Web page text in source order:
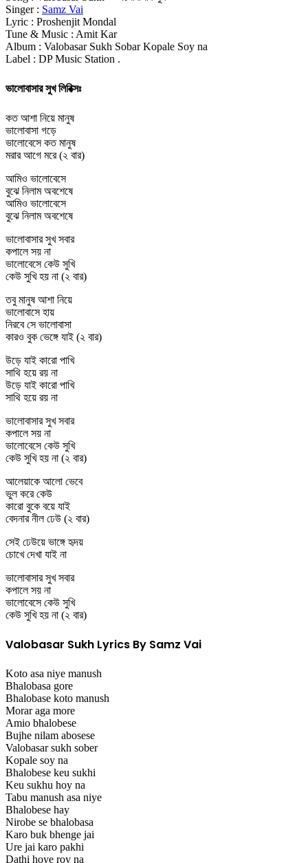
Singer : Samz Vai
Lyric : Proshenjit Mondal
Tune & Music : Amit Kar
Album : Valobasar Sukh Sobar Kopale Soy na
Label : DP Music Station .
ভালোবাসার সুখ লিরিক্সঃ
কত আশা নিয়ে মানুষ
ভালোবাসা গড়ে
ভালোবেসে কত মানুষ
মরার আগে মরে (২ বার)
আমিও ভালোবেসে
বুঝে নিলাম অবশেষে
আমিও ভালোবেসে
বুঝে নিলাম অবশেষে
ভালোবাসার সুখ সবার
কপালে সয় না
ভালোবেসে কেউ সুখি
কেউ সুখি হয় না (২ বার)
তবু মানুষ আশা নিয়ে
ভালোবাসে হায়
নিরবে সে ভালোবাসা
কারও বুক ভেঙ্গে যাই (২ বার)
উড়ে যাই কারো পাখি
সাথি হয়ে রয় না
উড়ে যাই কারো পাখি
সাথি হয়ে রয় না
ভালোবাসার সুখ সবার
কপালে সয় না
ভালোবেসে কেউ সুখি
কেউ সুখি হয় না (২ বার)
আলেয়াকে আলো ভেবে
ভুল করে কেউ
কারো বুকে বয়ে যাই
বেদনার নীল ঢেউ (২ বার)
সেই ঢেউয়ে ভাঙ্গে হৃদয়
চোখে দেখা যাই না
ভালোবাসার সুখ সবার
কপালে সয় না
ভালোবেসে কেউ সুখি
কেউ সুখি হয় না (২ বার)
Valobasar Sukh Lyrics By Samz Vai
Koto asa niye manush
Bhalobasa gore
Bhalobase koto manush
Morar aga more
Amio bhalobese
Bujhe nilam abosese
Valobasar sukh sober
Kopale soy na
Bhalobese keu sukhi
Keu sukhu hoy na
Tabu manush asa niye
Bhalobese hay
Nirobe se bhalobasa
Karo buk bhenge jai
Ure jai karo pakhi
Dathi hoye roy na